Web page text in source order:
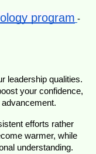
program
leadership qualities.
your confidence,
efforts rather
warmer, while
understanding.